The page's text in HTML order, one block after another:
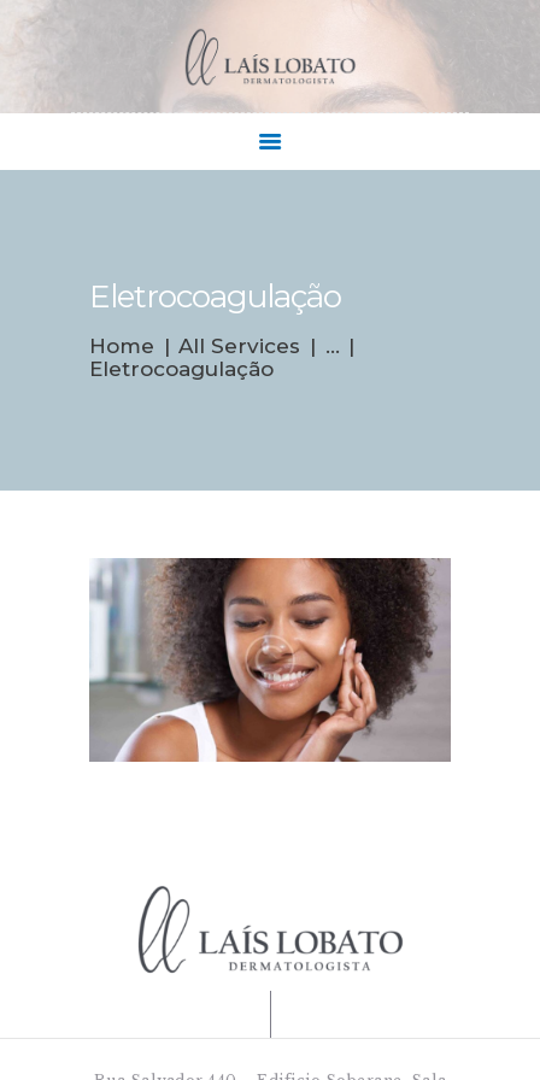
Eletrocoagulação
Home All Services
...
Eletrocoagulação
QUEM SOU
CONTATO
COMO CHEGAR